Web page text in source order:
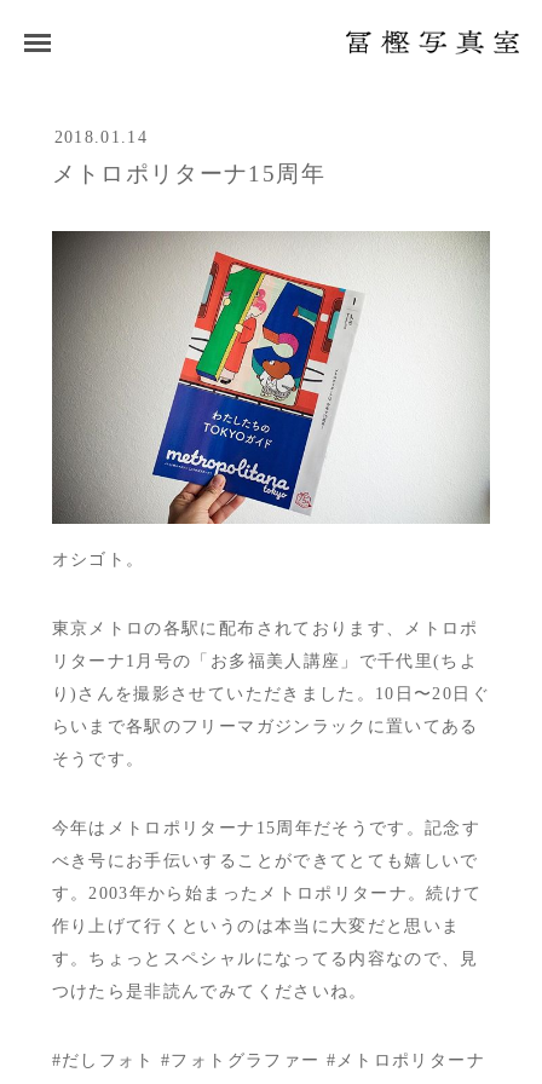
2018.01.14
メトロポリターナ15周年
オシゴト。
東京メトロの各駅に配布されております、メトロポ
リターナ1月号の「お多福美人講座」で千代里(ちよ
り)さんを撮影させていただきました。10日〜20日ぐ
らいまで各駅のフリーマガジンラックに置いてある
そうです。
今年はメトロポリターナ15周年だそうです。記念す
べき号にお手伝いすることができてとても嬉しいで
す。2003年から始まったメトロポリターナ。続けて
作り上げて行くというのは本当に大変だと思いま
す。ちょっとスペシャルになってる内容なので、見
つけたら是非読んでみてくださいね。
#だしフォト #フォトグラファー #メトロポリターナ